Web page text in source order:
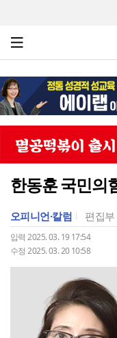
한동훈 국민의
오피니언·칼럼 편집
입력 2025. 03. 19 17:54
수정 2025. 03. 20 10:58